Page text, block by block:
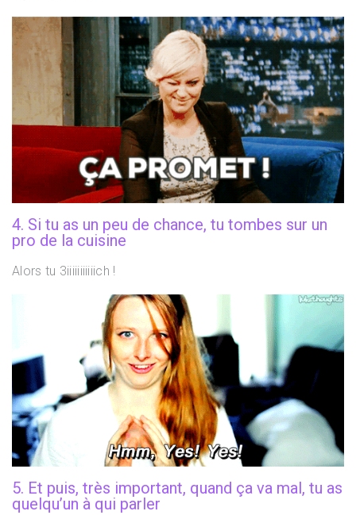
4. Si tu as un peu de chance, tu tombes sur un
pro de la cuisine
Alors tu 3iiiiiiiiiiich !
5. Et puis, très important, quand ça va mal, tu as
quelqu’un à qui parler